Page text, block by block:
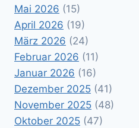
Mai 2026 (15)
April 2026 (19)
März 2026 (24)
Februar 2026 (11)
Januar 2026 (16)
Dezember 2025 (41)
November 2025 (48)
Oktober 2025 (47)